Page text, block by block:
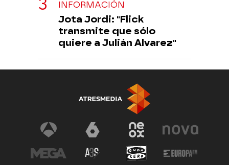
INFORMACIÓN
Jota Jordi: "Flick
transmite que sólo
quiere a Julián Alvarez"